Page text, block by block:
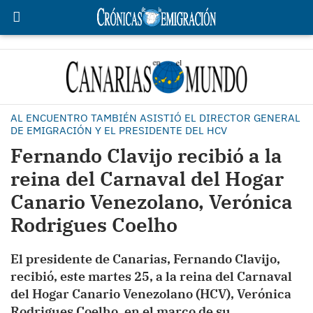
AL ENCUENTRO TAMBIÉN ASISTIÓ EL DIRECTOR GENERAL
DE EMIGRACIÓN Y EL PRESIDENTE DEL HCV
Fernando Clavijo recibió a la
reina del Carnaval del Hogar
Canario Venezolano, Verónica
Rodrigues Coelho
El presidente de Canarias, Fernando Clavijo,
recibió, este martes 25, a la reina del Carnaval
del Hogar Canario Venezolano (HCV), Verónica